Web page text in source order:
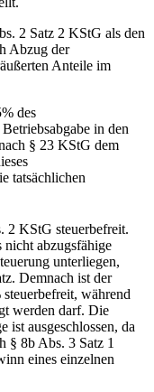
2 Satz 2 KStG als den
Abzug der
Anteile im
des
in den
§ 23 KStG dem
tatsächlichen
2 KStG steuerbefreit.
nicht abzugsfähige
unterliegen,
Demnach ist der
während
werden darf. Die
ist ausgeschlossen, da
§ 8b Abs. 3 Satz 1
eines einzelnen